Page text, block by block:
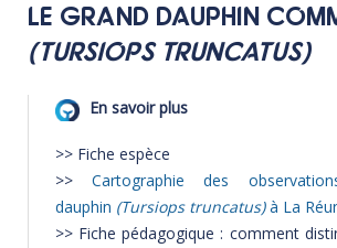
LE GRAND DAUPHIN
(TURSIOPS TRUNCATUS)
>> Fiche espèce
>>Cartographie des
dauphin (Tursiops truncatus)à La
>> Fiche pédagogique : comment